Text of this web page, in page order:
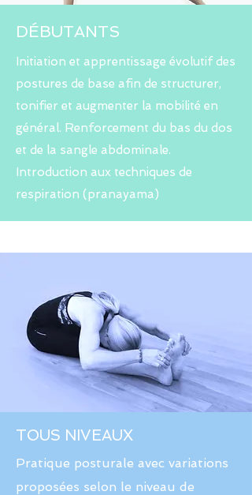
DÉBUTANTS
Initiation et apprentissage évolutif des
postures de base afin de structurer,
tonifier et augmenter la mobilité en
général. Renforcement du bas du dos
et de la sangle abdominale.
Introduction aux techniques de
respiration (pranayama)
TOUS NIVEAUX
Pratique posturale avec variations
proposées selon le niveau de